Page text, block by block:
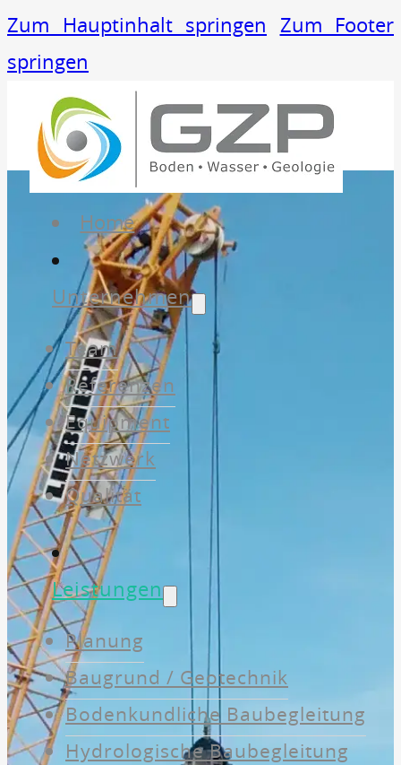
Zum Hauptinhalt springen Zum Footer
springen
Home
Unternehmen
Team
Referenzen
Equipment
Netzwerk
Qualität
Leistungen
Planung
Baugrund / Geotechnik
Bodenkundliche Baubegleitung
Hydrologische Baubegleitung